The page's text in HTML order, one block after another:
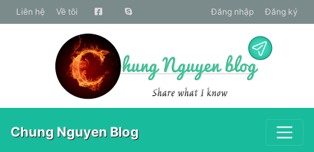
liên hệ Về tôi Đăng nhập Đăng ký
Chung Nguyen Blog